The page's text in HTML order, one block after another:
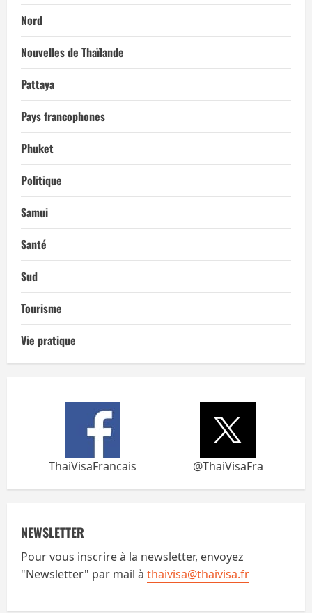
Nord
Nouvelles de Thaïlande
Pattaya
Pays francophones
Phuket
Politique
Samui
Santé
Sud
Tourisme
Vie pratique
ThaiVisaFrancais @ThaiVisaFra
NEWSLETTER
Pour vous inscrire à la newsletter, envoyez
"Newsletter" par mail à thaivisa@thaivisa.fr